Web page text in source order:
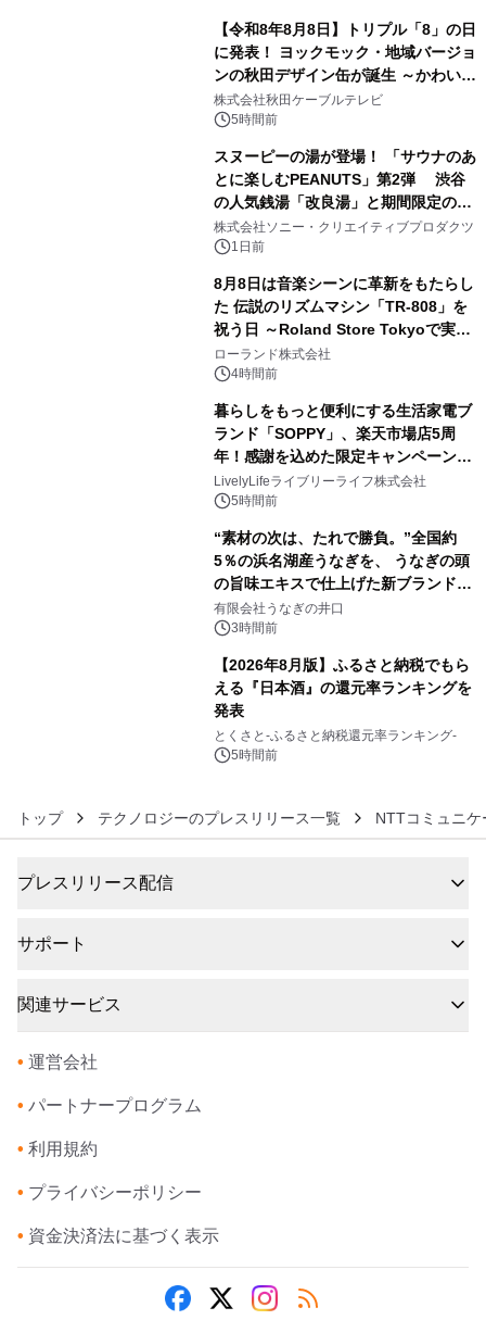
【令和8年8月8日】トリプル「8」の日
に発表！ ヨックモック・地域バージョ
ンの秋田デザイン缶が誕生 ～かわいい
秋田犬の子犬と秋田の四季と名所を巡
るパッケージ～ 9月1日(火)秋田県内で
株式会社秋田ケーブルテレビ
5時間前
スヌーピーの湯が登場！ 「サウナのあ
とに楽しむPEANUTS」第2弾 渋谷
の人気銭湯「改良湯」と期間限定のコ
ラボレーション サウナイキタイコラ
ボグッズも発売決定！
株式会社ソニー・クリエイティブプロダクツ
1日前
8月8日は音楽シーンに革新をもたらし
た 伝説のリズムマシン「TR-808」を
祝う日 ～Roland Store Tokyoで実機
を展示しての 記念キャンペーンを開
催 英国ラジオ「NTS」の 特別プログ
アーティストを フィーチャーしたアニ
メーションを公開～
ローランド株式会社
4時間前
暮らしをもっと便利にする生活家電ブ
ランド「SOPPY」、楽天市場店5周
年！感謝を込めた限定キャンペーンを
8月10日より開催
LivelyLifeライブリーライフ株式会社
5時間前
“素材の次は、たれで勝負。”全国約
5％の浜名湖産うなぎを、 うなぎの頭
の旨味エキスで仕上げた新ブランド
「井口の誉」誕生
有限会社うなぎの井口
3時間前
【2026年8月版】ふるさと納税でもら
える『日本酒』の還元率ランキングを
発表
とくさと-ふるさと納税還元率ランキング-
5時間前
トップ テクノロジーのプレスリリース一覧 NTTコミュニ
プレスリリース配信
サポート
関連サービス
• 運営会社
• パートナープログラム
• 利用規約
• プライバシーポリシー
• 資金決済法に基づく表示